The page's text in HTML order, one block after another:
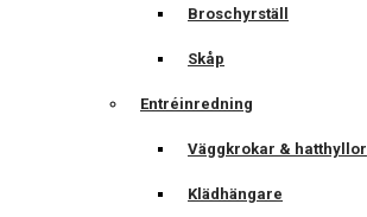
Broschyrställ
Skåp
Entréinredning
Väggkrokar & hatthyllor
Klädhängare